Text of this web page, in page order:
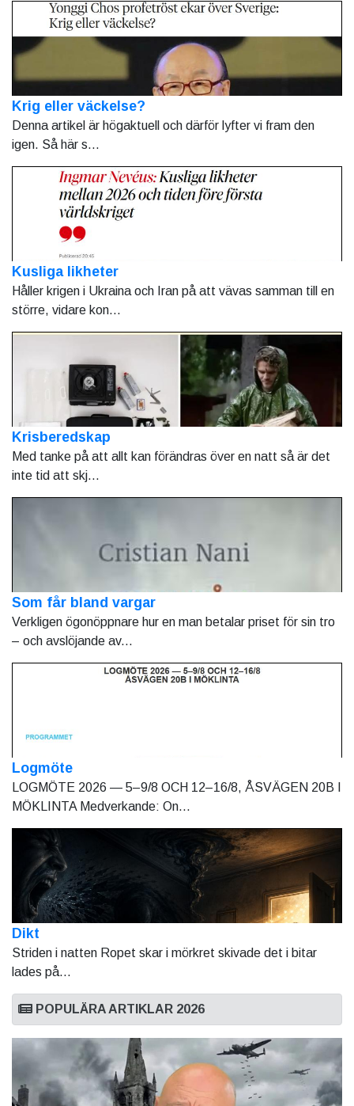
Krig eller väckelse?
Denna artikel är högaktuell och därför lyfter vi fram den
igen. Så här s...
Kusliga likheter
Håller krigen i Ukraina och Iran på att vävas samman till en
större, vidare kon...
Krisberedskap
Med tanke på att allt kan förändras över en natt så är det
inte tid att skj...
Som får bland vargar
Verkligen ögonöppnare hur en man betalar priset för sin tro
– och avslöjande av...
Logmöte
LOGMÖTE 2026 — 5–9/8 OCH 12–16/8, ÅSVÄGEN 20B I
MÖKLINTA Medverkande: On...
Dikt
Striden i natten Ropet skar i mörkret skivade det i bitar
lades på...
POPULÄRA ARTIKLAR 2026